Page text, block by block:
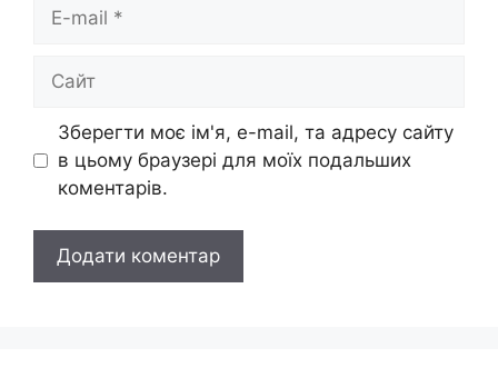
mail
Зберегти моє ім'я, e-mail, та адресу сайту
в цьому браузері для моїх подальших
коментарів.